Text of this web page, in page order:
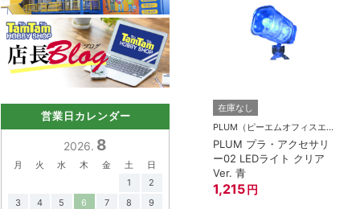
在庫なし
PLUM（ピーエムオフィスエー)
PLUM プラ・アクセサリ
ー02 LEDライト クリア
Ver. 青
1,215 円
営業日カレンダー
2026. 8
月 火 水 木 金 土
日
1
2
3
4 5 6 7 8
9